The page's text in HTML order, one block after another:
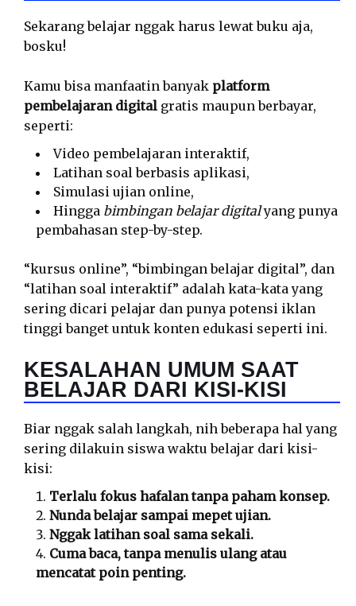
Sekarang belajar nggak harus lewat buku aja,
bosku!
Kamu bisa manfaatin banyak platform
pembelajaran digital gratis maupun berbayar,
seperti:
Video pembelajaran interaktif,
Latihan soal berbasis aplikasi,
Simulasi ujian online,
Hingga bimbingan belajar digitalyang punya
pembahasan step-by-step.
“kursus online”, “bimbingan belajar digital”, dan
“latihan soal interaktif” adalah kata-kata yang
sering dicari pelajar dan punya potensi iklan
tinggi banget untuk konten edukasi seperti ini.
KESALAHAN UMUM SAAT
BELAJAR DARI KISI-KISI
Biar nggak salah langkah, nih beberapa hal yang
sering dilakuin siswa waktu belajar dari kisi-
kisi:
Terlalu fokus hafalan tanpa paham konsep.
Nunda belajar sampai mepet ujian.
Nggak latihan soal sama sekali.
Cuma baca, tanpa menulis ulang atau
mencatat poin penting.